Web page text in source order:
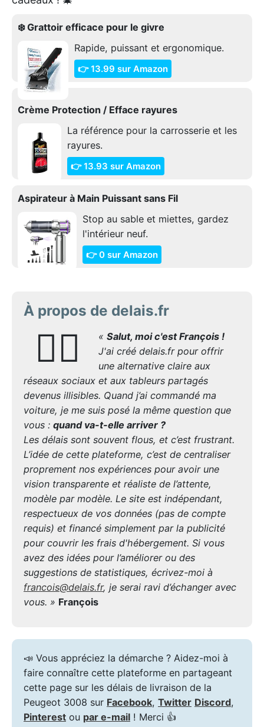
❄️ Grattoir efficace pour le givre
Rapide, puissant et ergonomique.
👉 13.99 sur Amazon
Crème Protection / Efface rayures
La référence pour la carrosserie et les
rayures.
👉 13.93 sur Amazon
Aspirateur à Main Puissant sans Fil
Stop au sable et miettes, gardez
l'intérieur neuf.
👉 0 sur Amazon
À propos de delais.fr
🙋‍♂️ « Salut, moi c'est François !
J'ai créé delais.fr pour offrir
une alternative claire aux
réseaux sociaux et aux tableurs partagés
devenus illisibles. Quand j’ai commandé ma
voiture, je me suis posé la même question que
vous : quand va-t-elle arriver ?
Les délais sont souvent flous, et c’est frustrant.
L’idée de cette plateforme, c’est de centraliser
proprement nos expériences pour avoir une
vision transparente et réaliste de l’attente,
modèle par modèle. Le site est indépendant,
respectueux de vos données (pas de compte
requis) et financé simplement par la publicité
pour couvrir les frais d'hébergement. Si vous
avez des idées pour l’améliorer ou des
suggestions de statistiques, écrivez-moi à
francois@delais.fr, je serai ravi d’échanger avec
vous. » François
📣 Vous appréciez la démarche ? Aidez-moi à
faire connaître cette plateforme en partageant
cette page sur les délais de livraison de la
Peugeot 3008 sur Facebook, Twitter Discord,
Pinterest ou par e-mail ! Merci 👍